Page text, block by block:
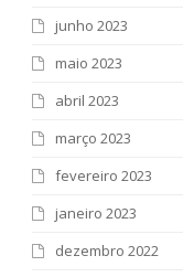
junho 2023
maio 2023
abril 2023
março 2023
fevereiro 2023
janeiro 2023
dezembro 2022